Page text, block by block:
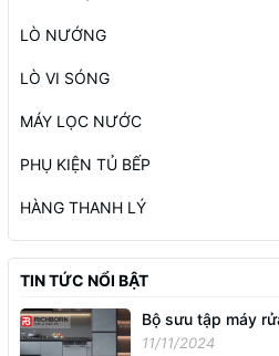
LÒ NƯỚNG
LÒ VI SÓNG
MÁY LỌC NƯỚC
PHỤ KIỆN TỦ BẾP
HÀNG THANH LÝ
TIN TỨC NỔI BẬT
Bộ sưu tập máy
11/11/2024